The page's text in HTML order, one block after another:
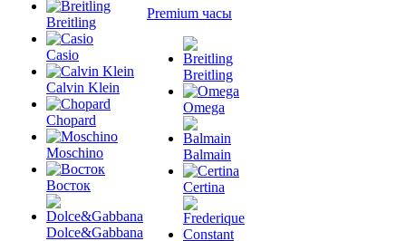
Breitling
Casio
Calvin Klein
Chopard
Moschino
Восток
Dolce&Gabbana
Premium часы
Breitling
Omega
Balmain
Certina